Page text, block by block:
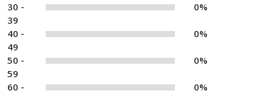
30 -
39
0%
40 -
49
0%
50 -
59
0%
60 - 0%